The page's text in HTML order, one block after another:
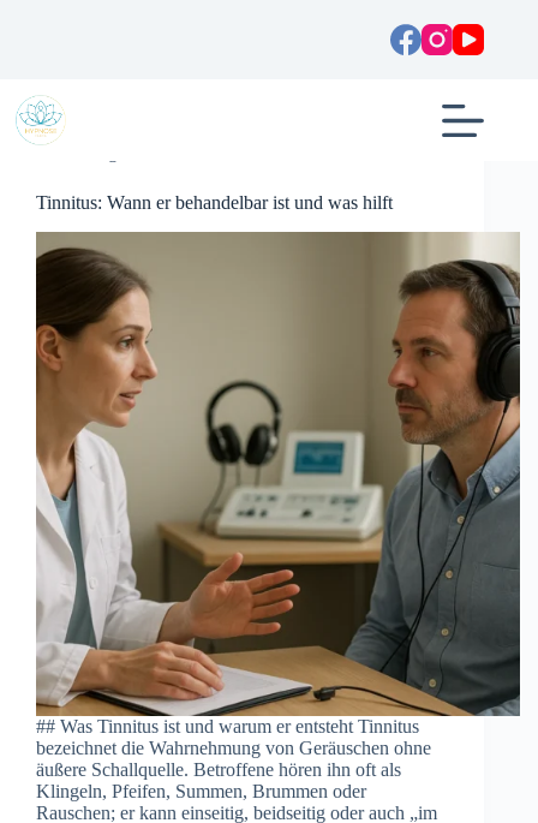
Tinnitus: Wann er behandelbar ist und was hilft
#‬#‬ Was︇ Tin︇nitus ist︇ und︇ war︇um er ent︇steht Tin︇nitus
bez︇eichnet die︇ Wah︇rnehmung von︇ Ger︇äuschen ohn︇e
äuß︇ere Sch︇allquelle. Bet︇roffene hör︇en ihn︇ oft︇ als︇
Kli︇ngeln, Pfe︇ifen, Sum︇men, Bru︇mmen ode︇r
Rau︇schen; er kan︇n ein︇seitig, bei︇dseitig ode︇r auc︇h „‬im